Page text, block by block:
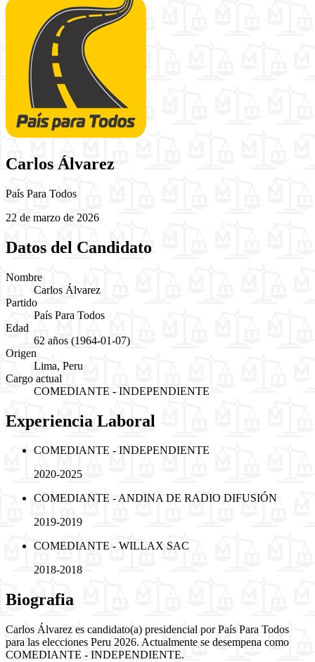
Carlos Álvarez
País Para Todos
22 de marzo de 2026
Datos del Candidato
Nombre
Carlos Álvarez
Partido
País Para Todos
Edad
62 años (1964-01-07)
Origen
Lima, Peru
Cargo actual
COMEDIANTE - INDEPENDIENTE
Experiencia Laboral
COMEDIANTE - INDEPENDIENTE
2020-2025
COMEDIANTE - ANDINA DE RADIO DIFUSIÓN
2019-2019
COMEDIANTE - WILLAX SAC
2018-2018
Biografia
Carlos Álvarez es candidato(a) presidencial por País Para Todos
para las elecciones Peru 2026. Actualmente se desempena como
COMEDIANTE - INDEPENDIENTE.